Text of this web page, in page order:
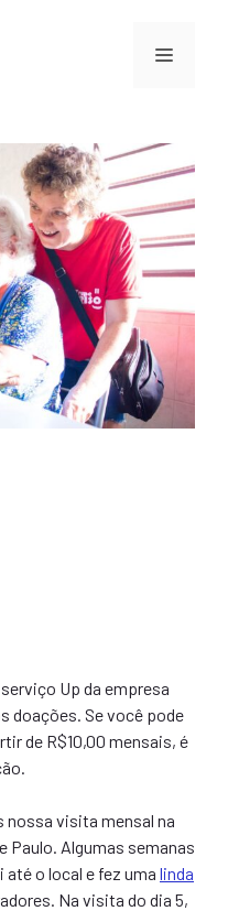
Menu
Up da empresa
doações. Se você pode
de R$10,00 mensais, é
nossa visita mensal na
Paulo. Algumas semanas
o local e fez uma linda
Na visita do dia 5,